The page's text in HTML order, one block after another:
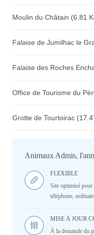
Moulin du Châtain (6.81
Falaise de Jumilhac le
Falaise des Roches
Office de Tourisme du
Grotte de Tourtoirac
Animaux Admis,
FLEXIBLE
Site optimisé pour
téléphone,
MISE À JOUR
À la demande du